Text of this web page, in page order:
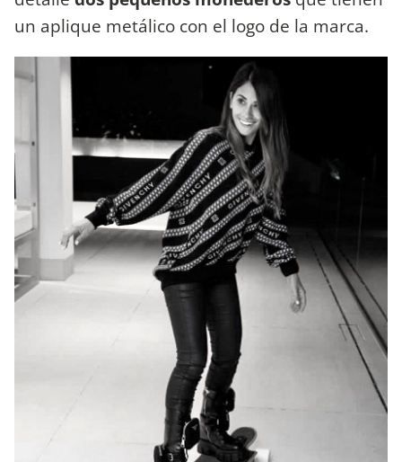
un aplique metálico con el logo de la marca.